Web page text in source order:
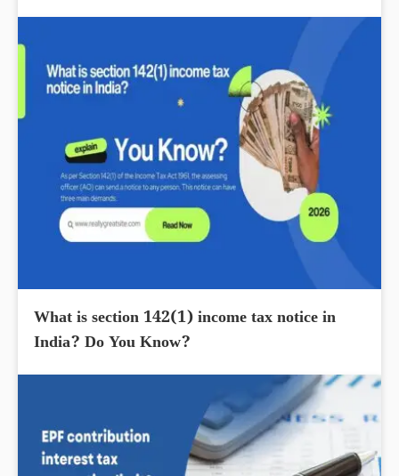
What is section 142(1) income tax notice in
India? Do You Know?